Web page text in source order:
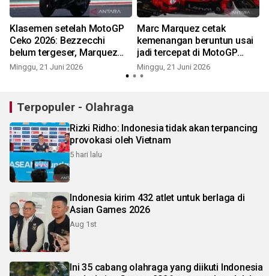
Klasemen setelah MotoGP
Ceko 2026: Bezzecchi
belum tergeser, Marquez
urutan keempat
Minggu, 21 Juni 2026
Marc Marquez cetak
kemenangan beruntun usai
jadi tercepat di MotoGP
Ceko 2026
Minggu, 21 Juni 2026
Terpopuler - Olahraga
Rizki Ridho: Indonesia tidak akan terpancing
provokasi oleh Vietnam
5 hari lalu
Indonesia kirim 432 atlet untuk berlaga di
Asian Games 2026
Aug 1st
Ini 35 cabang olahraga yang diikuti Indonesia